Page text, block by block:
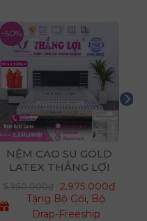
-50%
NỆM CAO SU GOLD
LATEX THẮNG LỢI
5.950.000₫ 2.975.000₫
Tặng Bộ Gối, Bộ
Drap-Freeship